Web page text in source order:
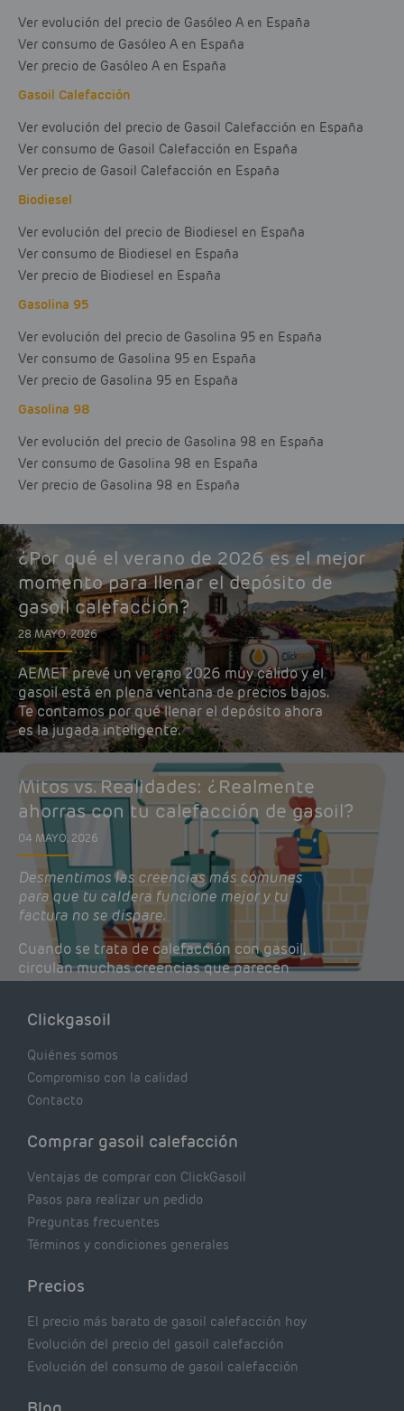
Ver evolución del precio de Gasóleo A en España
Ver consumo de Gasóleo A en España
Ver precio de Gasóleo A en España
Gasoil Calefacción
Ver evolución del precio de Gasoil Calefacción en España
Ver consumo de Gasoil Calefacción en España
Ver precio de Gasoil Calefacción en España
Biodiesel
Ver evolución del precio de Biodiesel en España
Ver consumo de Biodiesel en España
Ver precio de Biodiesel en España
Gasolina 95
Ver evolución del precio de Gasolina 95 en España
Ver consumo de Gasolina 95 en España
Ver precio de Gasolina 95 en España
Gasolina 98
Ver evolución del precio de Gasolina 98 en España
Ver consumo de Gasolina 98 en España
Ver precio de Gasolina 98 en España
¿Por qué el verano de 2026 es el mejor
momento para llenar el depósito de
gasoil calefacción?
28 MAYO, 2026
AEMET prevé un verano 2026 muy cálido y el
gasoil está en plena ventana de precios bajos.
Te contamos por qué llenar el depósito ahora
es la jugada inteligente.
Mitos vs. Realidades: ¿Realmente
ahorras con tu calefacción de gasoil?
04 MAYO, 2026
Desmentimos las creencias más comunes
para que tu caldera funcione mejor y tu
factura no se dispare.
Cuando se trata de calefacción con gasoil,
circulan muchas creencias que parecen
lógicas pero que, en realidad, pueden estar
de tu caldera. Pocas se contrastan con lo que
Clickgasoil
Quiénes somos
Compromiso con la calidad
Contacto
Comprar gasoil calefacción
Ventajas de comprar con ClickGasoil
Pasos para realizar un pedido
Preguntas frecuentes
Términos y condiciones generales
Precios
El precio más barato de gasoil calefacción hoy
Evolución del precio del gasoil calefacción
Evolución del consumo de gasoil calefacción